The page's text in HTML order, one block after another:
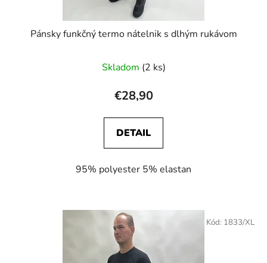
Pánsky funkčný termo nátelnik s dlhým rukávom
Skladom (2 ks)
€28,90
DETAIL
95% polyester 5% elastan
Kód: 1833/XL